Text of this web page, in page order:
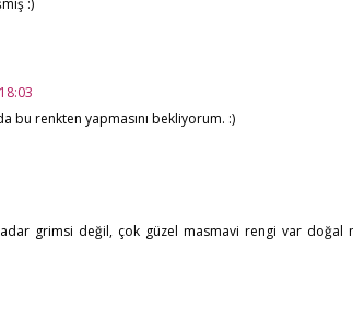
:)
bu renkten yapmasını bekliyorum. :)
grimsi değil, çok güzel masmavi rengi var doğal